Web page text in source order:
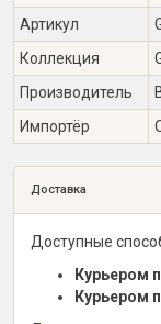
Артикул
Коллекция
Производитель
Импортёр
Доставка
Доступные
Курьером
Курьером